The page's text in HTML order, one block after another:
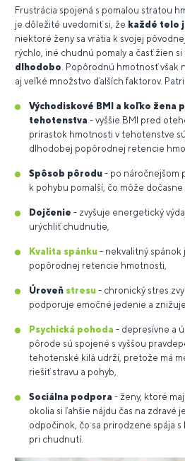
Frustrácia spojená s pomalou stratou
je dôležité uvedomiť si, že každé telo
niektoré ženy sa vrátia k svojej
rýchlo, iné chudnú pomaly a časť žien
dlhodobo. Popôrodnú hmotnosť však
aj veľké množstvo ďalších faktorov.
Východiskové BMI a koľko žena
tehotenstva - vyššie BMI pred
prírastok hmotnosti v tehotenstve
dlhodobej popôrodnej retencie
Spôsob pôrodu - po náročnejšom
k pohybu pomalší, čo môže
Dojčenie - zvyšuje energetický
urýchliť chudnutie,
Kvalita spánku - nekvalitný spánok
popôrodnej retencie hmotnosti,
Úroveň stresu - chronický stres
podporuje emočné jedenie a
Psychická pohoda - depresívne a
pôrode sú spojené s vyššou
tehotenské kilá udrží, pretože má
riešiť stravu a pohyb,
Sociálna podpora - ženy, ktoré
okolia si ľahšie nájdu čas na zdravé
odpočinok, čo sa prirodzene spája s
pri chudnutí.